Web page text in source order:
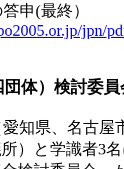
の答申(
jpn/
体）検討委
知県、名古屋
）と学識者3